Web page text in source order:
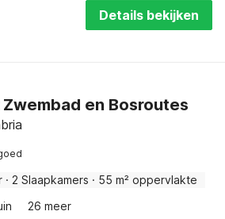
Details bekijken
en Bosroutes
· 2 Slaapkamers · 55 m² oppervlakte
26 meer